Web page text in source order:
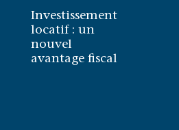
Investissement
locatif : un
nouvel
avantage fiscal